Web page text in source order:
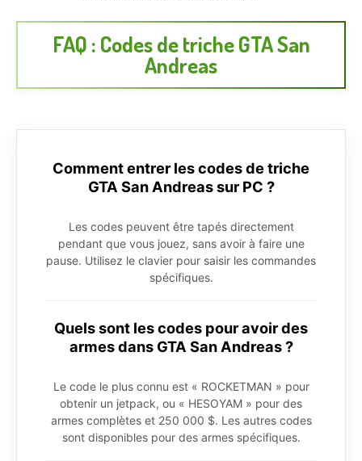
FAQ : Codes de triche GTA San
Andreas
Comment entrer les codes de triche
GTA San Andreas sur PC ?
Les codes peuvent être tapés directement
pendant que vous jouez, sans avoir à faire une
pause. Utilisez le clavier pour saisir les commandes
spécifiques.
Quels sont les codes pour avoir des
armes dans GTA San Andreas ?
Le code le plus connu est « ROCKETMAN » pour
obtenir un jetpack, ou « HESOYAM » pour des
armes complètes et 250 000 $. Les autres codes
sont disponibles pour des armes spécifiques.